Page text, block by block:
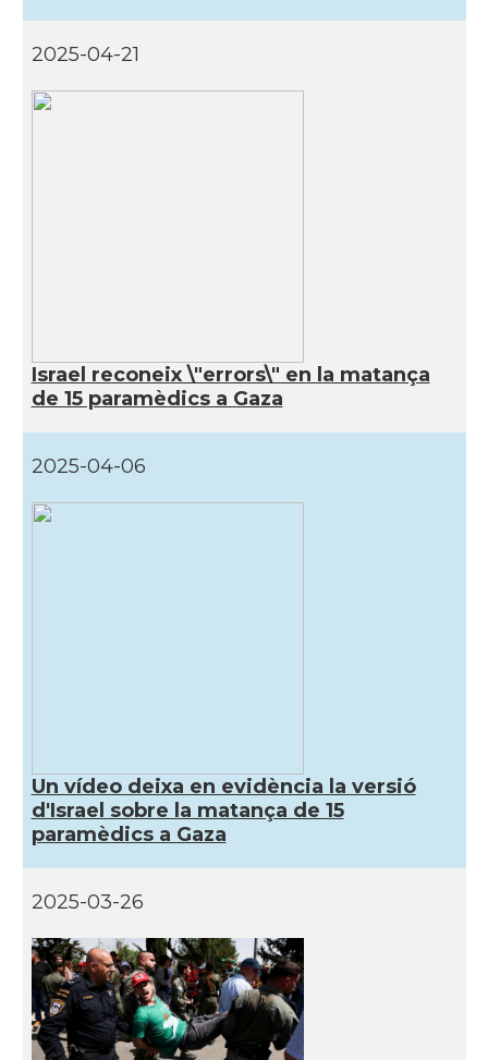
2025-04-21
Israel reconeix \"errors\" en la matança
de 15 paramèdics a Gaza
2025-04-06
Un vídeo deixa en evidència la versió
d'Israel sobre la matança de 15
paramèdics a Gaza
2025-03-26